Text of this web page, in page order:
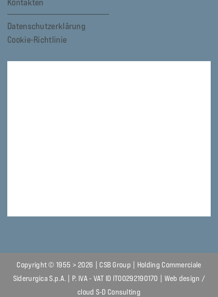
Kontakten
Datenschutzerklärung
Cookie-Richtlinie
Copyright © 1955 > 2026 | CSB Group | Holding Commerciale
Siderurgica S.p.A. | P. IVA - VAT ID IT00292190170 | Web design /
cloud S-D Consulting